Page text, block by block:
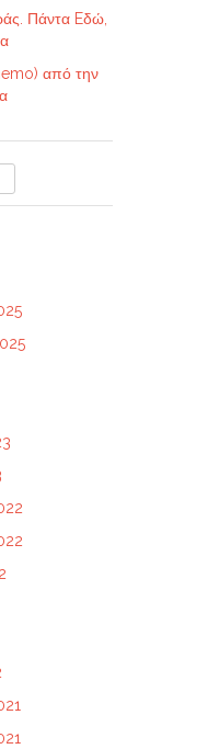
Πάντα Eδώ,
από την